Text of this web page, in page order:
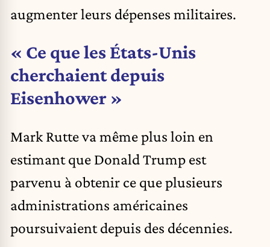
augmenter leurs dépenses militaires.
« Ce que les États-Unis
cherchaient depuis
Eisenhower »
Mark Rutte va même plus loin en
estimant que Donald Trump est
parvenu à obtenir ce que plusieurs
administrations américaines
poursuivaient depuis des décennies.